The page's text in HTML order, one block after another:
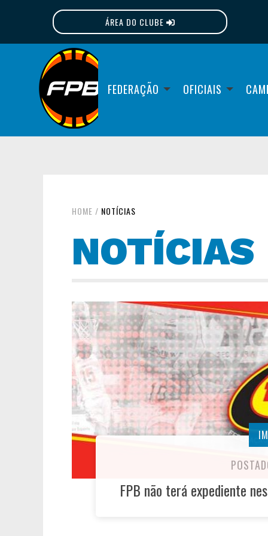
ÁREA DO CLUBE
FEDERAÇÃO OFICIAIS
HOME / NOTÍCIAS
NOTÍCIAS
FPB não terá expediente